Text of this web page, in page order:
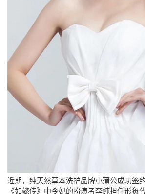
近期，纯天然草本洗护品牌小蒲公成功签
《如懿传》中令妃的扮演者李纯担任形象